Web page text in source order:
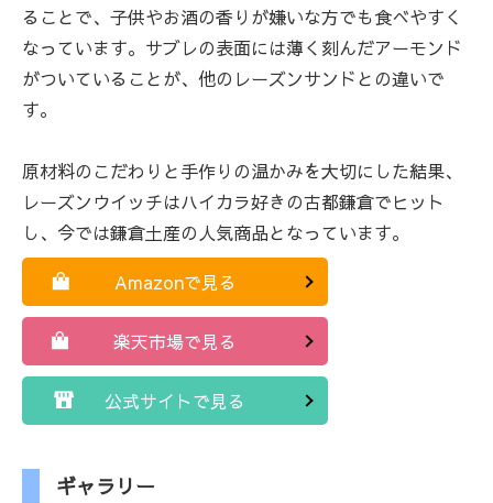
ることで、子供やお酒の香りが嫌いな方でも食べやすく
なっています。サブレの表面には薄く刻んだアーモンド
がついていることが、他のレーズンサンドとの違いで
す。
原材料のこだわりと手作りの温かみを大切にした結果、
レーズンウイッチはハイカラ好きの古都鎌倉でヒット
し、今では鎌倉土産の人気商品となっています。
Amazonで見る
楽天市場で見る
公式サイトで見る
ギャラリー